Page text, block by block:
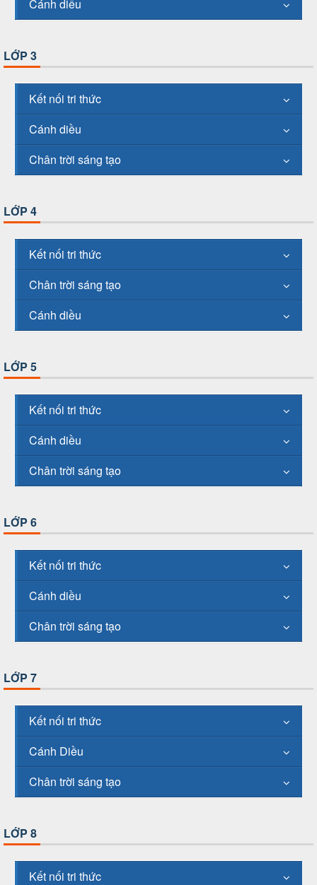
Cánh diều
LỚP 3
Kết nối tri thức
Cánh diều
Chân trời sáng tạo
LỚP 4
Kết nối tri thức
Chân trời sáng tạo
Cánh diều
LỚP 5
Kết nối tri thức
Cánh diều
Chân trời sáng tạo
LỚP 6
Kết nối tri thức
Cánh diều
Chân trời sáng tạo
LỚP 7
Kết nối tri thức
Cánh Diều
Chân trời sáng tạo
LỚP 8
Kết nối tri thức